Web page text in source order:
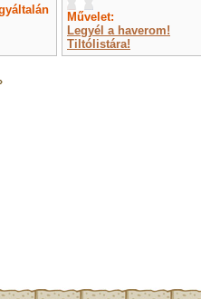
Művelet:
Legyél a haverom!
Tiltólistára!